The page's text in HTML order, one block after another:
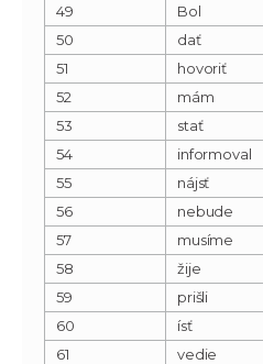
49
Bol
50
dať
51
hovoriť
52
mám
53
stať
54
informoval
55
nájsť
56
nebude
57
musíme
58
žije
59
prišli
60
ísť
61
vedie